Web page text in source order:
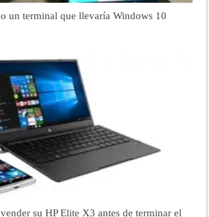
un terminal que llevaría Windows 10
su HP Elite X3 antes de terminar el